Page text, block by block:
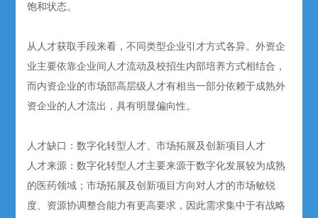
饱和状态。
从人才获取手段来看，不同类型企业引才方式各异。外资企
业主要依靠企业间人才流动及校招生内部培养方式相结合，
而内资企业的市场部高层级人才有相当一部分依赖于成熟外
资企业的人才流出，具有明显偏向性。
人才缺口：数字化转型人才、市场拓展及创新项目人才
人才来源：数字化转型人才主要来源于数字化发展较为成熟
的医药领域；市场拓展及创新项目方向对人才的市场敏锐
度、资源协调整合能力有更高要求，因此需求集中于有战略